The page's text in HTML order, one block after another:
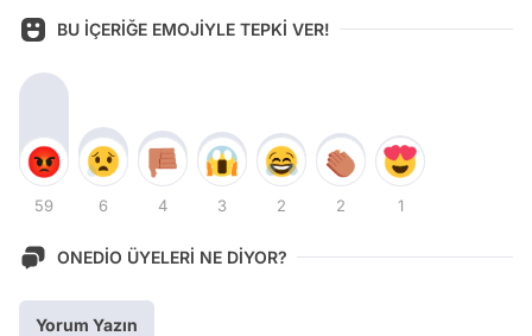
BU İÇERİĞE EMOJİYLE TEPKİ VER!
59 6 4 3 2 2 1
ONEDİO ÜYELERİ NE DİYOR?
Yorum Yazın